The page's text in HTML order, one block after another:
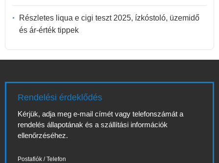
Részletes liqua e cigi teszt 2025, ízkóstoló, üzemidő
és ár-érték tippek
Rendelési érdeklődés
Kérjük, adja meg e-mail címét vagy telefonszámát a
rendelés állapotának és a szállítási információk
ellenőrzéséhez.
Postafiók / Telefon